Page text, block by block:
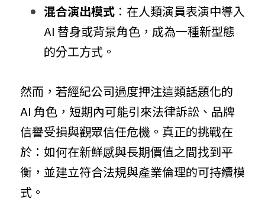
混合演出模式 ：在人類演員表演中導入
AI 替身或背景角色，成為一種新型態
的分工方式。
然而，若經紀公司過度押注這類話題化的
AI 角色，短期內可能引來法律訴訟、品牌
信譽受損與觀眾信任危機。真正的挑戰在
於：如何在新鮮感與長期價值之間找到平
衡，並建立符合法規與產業倫理的可持續模
式。